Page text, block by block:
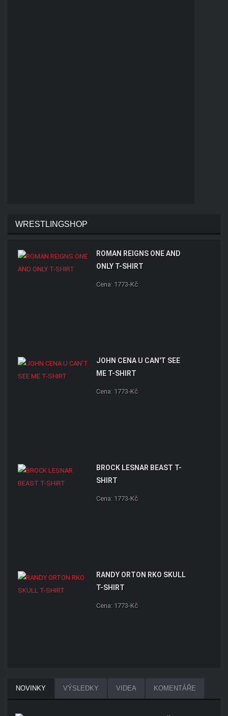
WRESTLINGSHOP
ROMAN REIGNS ONE AND
ONLY T-SHIRT
Cena: 1773-Kč
JOHN CENA U CAN'T SEE
ME T-SHIRT
Cena: 1773-Kč
BROCK LESNAR BEAST T-
SHIRT
Cena: 1773-Kč
RANDY ORTON RKO SKULL
T-SHIRT
Cena: 1773-Kč
NOVINKY VÝSLEDKY VIDEA KOMENTÁŘE